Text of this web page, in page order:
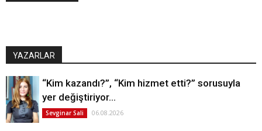
YAZARLAR
“Kim kazandı?”, “Kim hizmet etti?” sorusuyla
yer değiştiriyor…
Sevginar Sali 06.08.2026